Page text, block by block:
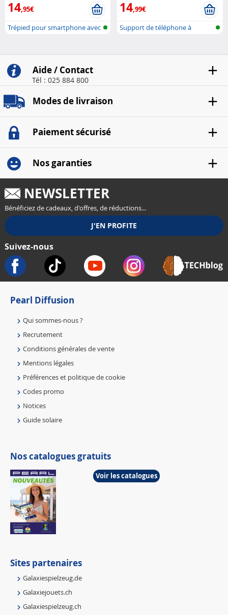
14,95€
Trépied pour smartphone avec
14,99€
Support de téléphone à
Aide / Contact
Tél : 025 884 800
Modes de livraison
Paiement sécurisé
Nos garanties
NEWSLETTER
Bénéficiez de cadeaux, d'offres, de réductions...
Suivez-nous
Pearl Diffusion
Qui sommes-nous ?
Recrutement
Conditions générales de vente
Mentions légales
Préférences et politique de cookie
Codes promo
Notices
Guide solaire
Nos catalogues gratuits
Voir les catalogues
Sites partenaires
Galaxiespielzeug.de
Galaxiejouets.ch
Galaxiespielzeug.ch